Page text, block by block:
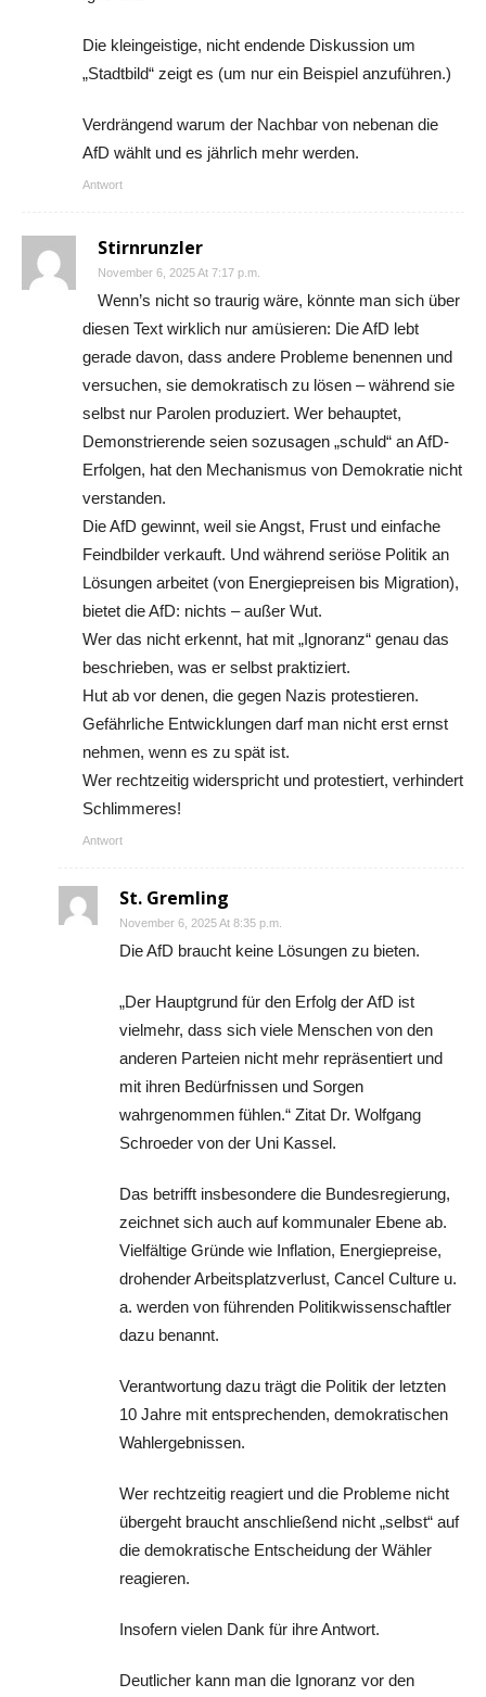
Die kleingeistige, nicht endende Diskussion um
„Stadtbild“ zeigt es (um nur ein Beispiel anzuführen.)
Verdrängend warum der Nachbar von nebenan die
AfD wählt und es jährlich mehr werden.
Antwort
Stirnrunzler
November 6, 2025 At 7:17 p.m.
Wenn’s nicht so traurig wäre, könnte man sich über
diesen Text wirklich nur amüsieren: Die AfD lebt
gerade davon, dass andere Probleme benennen und
versuchen, sie demokratisch zu lösen – während sie
selbst nur Parolen produziert. Wer behauptet,
Demonstrierende seien sozusagen „schuld“ an AfD-
Erfolgen, hat den Mechanismus von Demokratie nicht
verstanden.
Die AfD gewinnt, weil sie Angst, Frust und einfache
Feindbilder verkauft. Und während seriöse Politik an
Lösungen arbeitet (von Energiepreisen bis Migration),
bietet die AfD: nichts – außer Wut.
Wer das nicht erkennt, hat mit „Ignoranz“ genau das
beschrieben, was er selbst praktiziert.
Hut ab vor denen, die gegen Nazis protestieren.
Gefährliche Entwicklungen darf man nicht erst ernst
nehmen, wenn es zu spät ist.
Wer rechtzeitig widerspricht und protestiert, verhindert
Schlimmeres!
Antwort
St. Gremling
November 6, 2025 At 8:35 p.m.
Die AfD braucht keine Lösungen zu bieten.
„Der Hauptgrund für den Erfolg der AfD ist
vielmehr, dass sich viele Menschen von den
anderen Parteien nicht mehr repräsentiert und
mit ihren Bedürfnissen und Sorgen
wahrgenommen fühlen.“ Zitat Dr. Wolfgang
Schroeder von der Uni Kassel.
Das betrifft insbesondere die Bundesregierung,
zeichnet sich auch auf kommunaler Ebene ab.
Vielfältige Gründe wie Inflation, Energiepreise,
drohender Arbeitsplatzverlust, Cancel Culture u.
a. werden von führenden Politikwissenschaftler
dazu benannt.
Verantwortung dazu trägt die Politik der letzten
10 Jahre mit entsprechenden, demokratischen
Wahlergebnissen.
Wer rechtzeitig reagiert und die Probleme nicht
übergeht braucht anschließend nicht „selbst“ auf
die demokratische Entscheidung der Wähler
reagieren.
Insofern vielen Dank für ihre Antwort.
Deutlicher kann man die Ignoranz vor den